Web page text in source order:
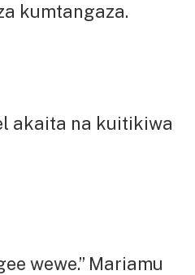
kumtangaza.
akaita na kuitikiwa
wewe.” Mariamu